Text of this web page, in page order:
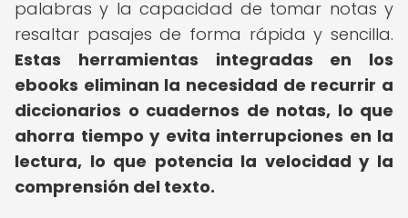
palabras y la capacidad de tomar notas y
resaltar pasajes de forma rápida y sencilla.
Estas herramientas integradas en los
ebooks eliminan la necesidad de recurrir a
diccionarios o cuadernos de notas, lo que
ahorra tiempo y evita interrupciones en la
lectura, lo que potencia la velocidad y la
comprensión del texto.